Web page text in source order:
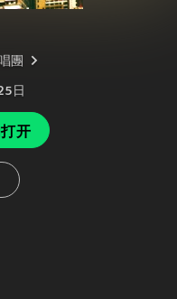
團
日
开